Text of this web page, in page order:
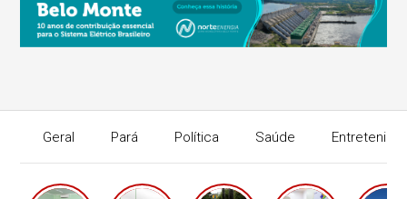
Geral Pará Política Saúde